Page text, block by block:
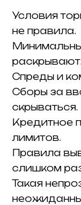
Условия
не правила.
раскрывают.
Спреды и
Сборы за
скрываться.
Кредитное
лимитов.
Правила
слишком
Такая